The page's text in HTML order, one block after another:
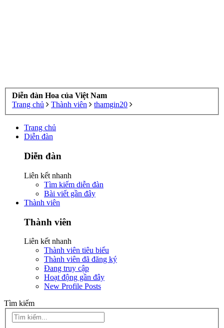
Diễn đàn Hoa của Việt Nam
Trang chủ
Thành viên thamgin20
Trang chủ
Diễn đàn
Diễn đàn
Liên kết nhanh
Tìm kiếm diễn đàn
Bài viết gần đây
Thành viên
Thành viên
Liên kết nhanh
Thành viên tiêu biểu
Thành viên đã đăng ký
Đang truy cập
Hoạt động gần đây
New Profile Posts
Tìm kiếm